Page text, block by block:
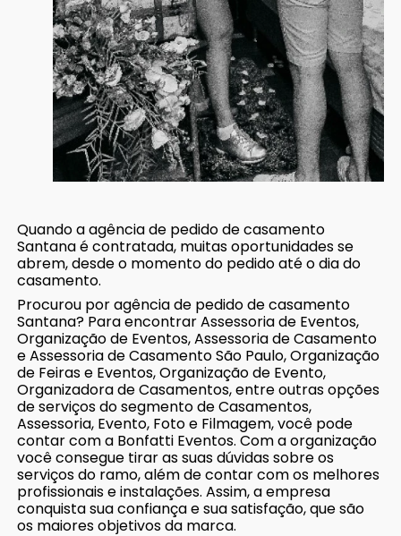
Quando a agência de pedido de casamento
Santana é contratada, muitas oportunidades se
abrem, desde o momento do pedido até o dia do
casamento.
Procurou por agência de pedido de casamento
Santana? Para encontrar Assessoria de Eventos,
Organização de Eventos, Assessoria de Casamento
e Assessoria de Casamento São Paulo, Organização
de Feiras e Eventos, Organização de Evento,
Organizadora de Casamentos, entre outras opções
de serviços do segmento de Casamentos,
Assessoria, Evento, Foto e Filmagem, você pode
contar com a Bonfatti Eventos. Com a organização
você consegue tirar as suas dúvidas sobre os
serviços do ramo, além de contar com os melhores
profissionais e instalações. Assim, a empresa
conquista sua confiança e sua satisfação, que são
os maiores objetivos da marca.